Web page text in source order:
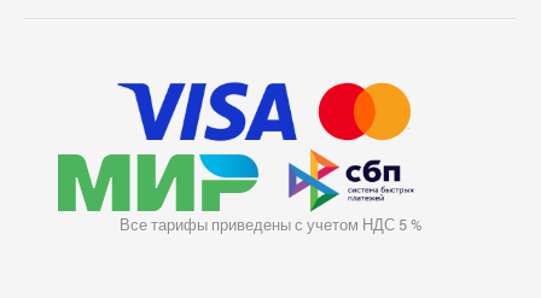
Все тарифы приведены с учетом НДС 5 %